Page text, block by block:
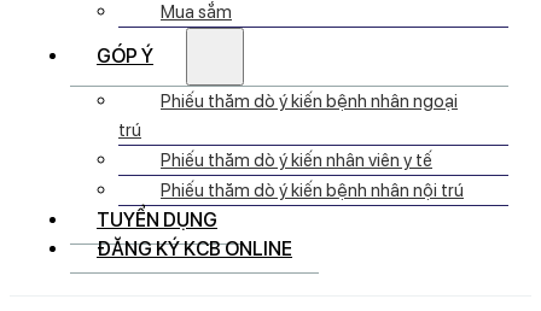
Mua sắm
GÓP Ý
Phiếu thăm dò ý kiến bệnh nhân ngoại
trú
Phiếu thăm dò ý kiến nhân viên y tế
Phiếu thăm dò ý kiến bệnh nhân nội trú
TUYỂN DỤNG
ĐĂNG KÝ KCB ONLINE